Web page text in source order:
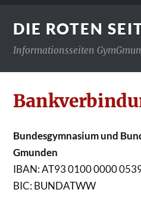
DIE ROTEN
Informationsseiten
Bundesgymnasium und
Gmunden
IBAN: AT93 0100 0000
BIC: BUNDATWW